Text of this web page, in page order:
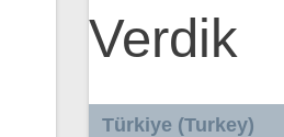
Verdik
Türkiye (Turkey)